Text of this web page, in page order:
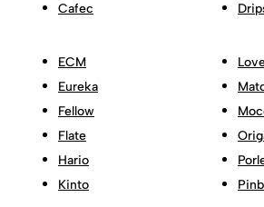
Cafec
ECM
Eureka
Fellow
Flate
Hario
Kinto